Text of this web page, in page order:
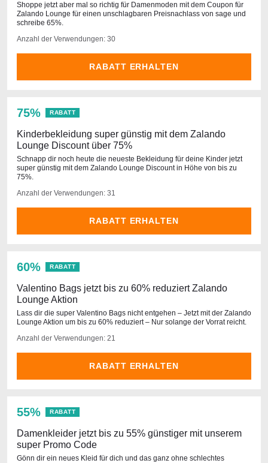
Shoppe jetzt aber mal so richtig für Damenmoden mit dem Coupon für
Zalando Lounge für einen unschlagbaren Preisnachlass von sage und
schreibe 65%.
Anzahl der Verwendungen: 30
RABATT ERHALTEN
75% RABATT
Kinderbekleidung super günstig mit dem Zalando
Lounge Discount über 75%
Schnapp dir noch heute die neueste Bekleidung für deine Kinder jetzt
super günstig mit dem Zalando Lounge Discount in Höhe von bis zu
75%.
Anzahl der Verwendungen: 31
RABATT ERHALTEN
60% RABATT
Valentino Bags jetzt bis zu 60% reduziert Zalando
Lounge Aktion
Lass dir die super Valentino Bags nicht entgehen – Jetzt mit der Zalando
Lounge Aktion um bis zu 60% reduziert – Nur solange der Vorrat reicht.
Anzahl der Verwendungen: 21
RABATT ERHALTEN
55% RABATT
Damenkleider jetzt bis zu 55% günstiger mit unserem
super Promo Code
Gönn dir ein neues Kleid für dich und das ganz ohne schlechtes